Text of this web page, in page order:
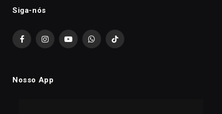
Siga-nós
FacebookInstagramYouTubeWhatsAppTikTok
Nosso App